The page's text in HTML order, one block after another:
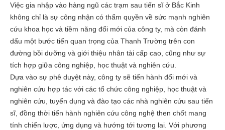
Việc gia nhập vào hàng ngũ các trạm sau tiến sĩ ở Bắc Kinh
không chỉ là sự công nhận có thẩm quyền về sức mạnh nghiên
cứu khoa học và tiềm năng đổi mới của công ty, mà còn đánh
dấu một bước tiến quan trọng của Thanh Trường trên con
đường bồi dưỡng và giới thiệu nhân tài cấp cao, cũng như sự
tích hợp giữa công nghiệp, học thuật và nghiên cứu.
Dựa vào sự phê duyệt này, công ty sẽ tiến hành đổi mới và
nghiên cứu hợp tác với các tổ chức công nghiệp, học thuật và
nghiên cứu, tuyển dụng và đào tạo các nhà nghiên cứu sau tiến
sĩ, đồng thời tiến hành nghiên cứu công nghệ then chốt mang
tính chiến lược, ứng dụng và hướng tới tương lai. Với phương